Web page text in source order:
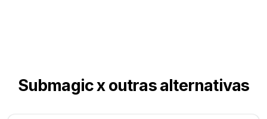
Submagic x outras alternativas